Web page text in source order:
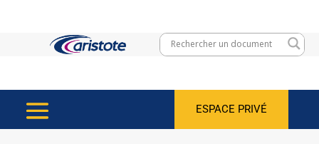
ESPACE PRIVÉ